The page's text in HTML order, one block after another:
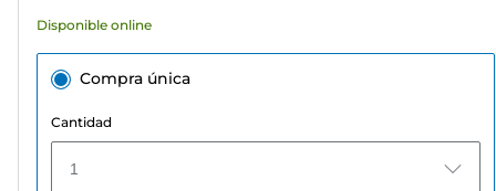
Disponible online
Compra única
Cantidad
1